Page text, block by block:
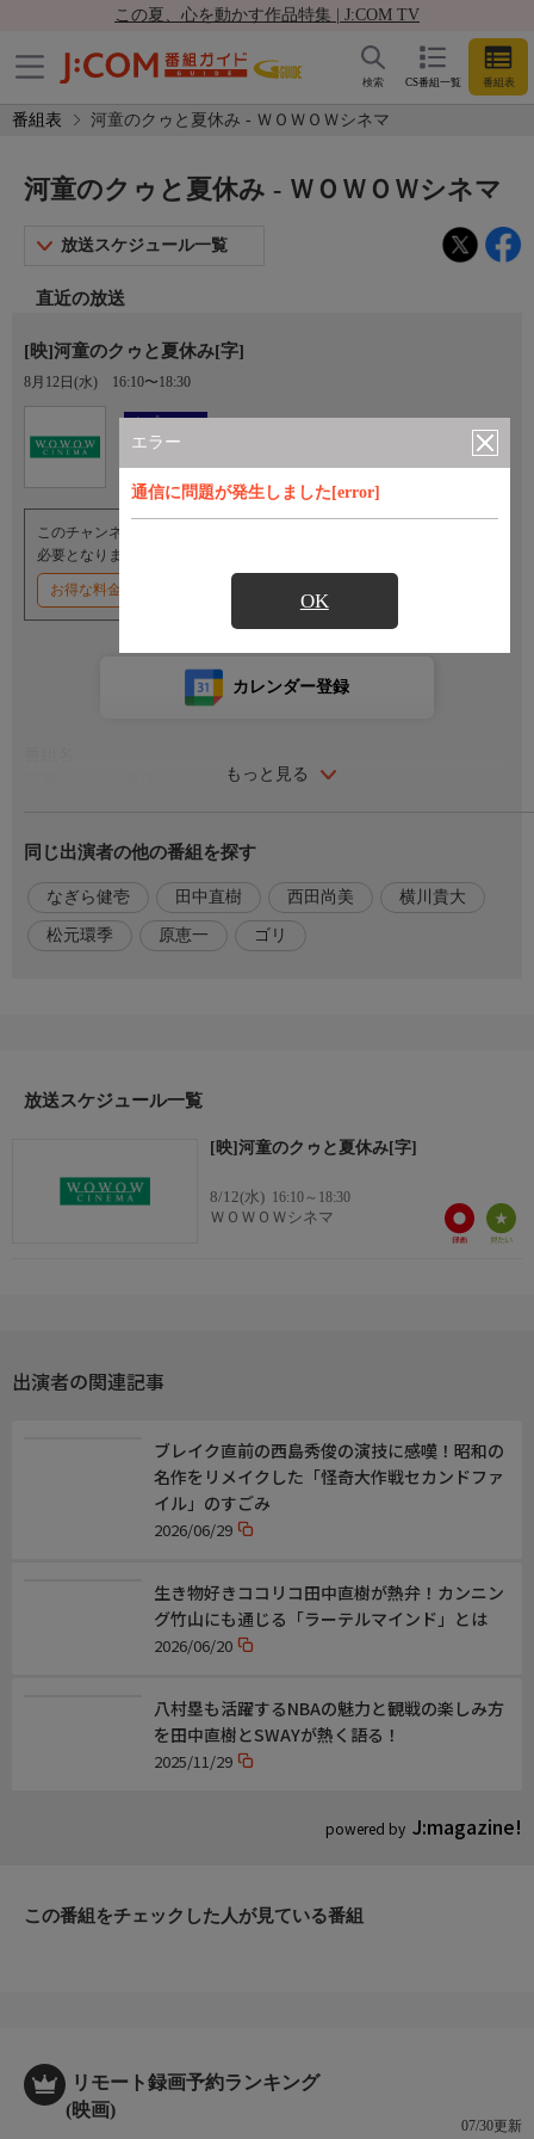
この夏、心を動かす作品特集 | J:COM TV
CS番組一覧 番組表
検索
番組表 河童のクゥと夏休み - ＷＯＷＯＷシネマ
エラー
通信に問題が発生しました[error]
OK
河童のクゥと夏休み - ＷＯＷＯＷシネマ
放送スケジュール一覧
直近の放送
[映]河童のクゥと夏休み[字]
8月12日(水) 16:10〜18:30
オプション
Ch.193
ＷＯＷＯＷシネマ
このチャンネルのご視聴には、オプションチャンネル(有料)のご契約が
必要となります。
お得な料金割引キャンペーン実施中
もっと見る
カレンダー登録
夏休み前のある日、小学生の康一は大きな石を拾った。水で洗っ
てみると、中からなんと河童の子どもが！ クゥと名付けられた
河童は、何百年も地中に閉じ込められていたらしい。最初は驚い
た康一たち家族もやがてクゥを受け入れ、他人には秘密にするこ
(2007年 日本)
【声の出演】田中直樹、西田尚美、なぎら健壱、ゴリ、冨沢風
斗、横川貴大、松元環季、植松夏希
同じ出演者の他の番組を探す
なぎら健壱 田中直樹 西田尚美 横川貴大
松元環季 原恵一 ゴリ
放送スケジュール一覧
[映]河童のクゥと夏休み[字]
8/12(水) 16:10～18:30
ＷＯＷＯＷシネマ
出演者の関連記事
powered by J:magazine!
ブレイク直前の西島秀俊の演技に感嘆！昭和の
名作をリメイクした「怪奇大作戦セカンドファ
イル」のすごみ
2026/06/29
生き物好きココリコ田中直樹が熱弁！カンニン
グ竹山にも通じる「ラーテルマインド」とは
2026/06/20
八村塁も活躍するNBAの魅力と観戦の楽しみ方
を田中直樹とSWAYが熱く語る！
2025/11/29
この番組をチェックした人が見ている番組
リモート録画予約ランキング
(映画)
07/30更新